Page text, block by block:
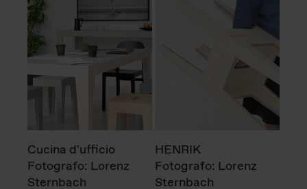
Cucina d'ufficio
Fotografo: Lorenz
Sternbach
HENRIK
Fotografo: Lorenz
Sternbach